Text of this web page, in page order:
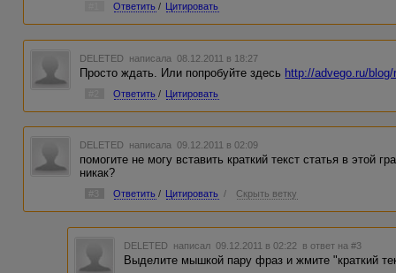
Ответить / Цитировать
DELETED написала 08.12.2011 в 18:27
Просто ждать. Или попробуйте здесь http://advego.ru/
Ответить / Цитировать
DELETED написала 09.12.2011 в 02:09
помогите не могу вставить краткий текст статья в этой
никак?
#3 Ответить / Цитировать / Скрыть ветку
DELETED написал 09.12.2011 в 02:22 в ответ на #3
Выделите мышкой пару фраз и жмите "краткий